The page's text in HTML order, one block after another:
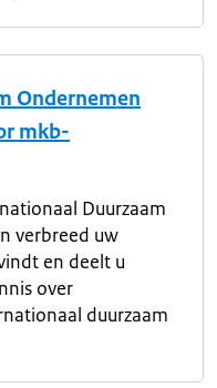
Ondernemen
mkb-
Duurzaam
verbreed uw
en deelt u
over
duurzaam